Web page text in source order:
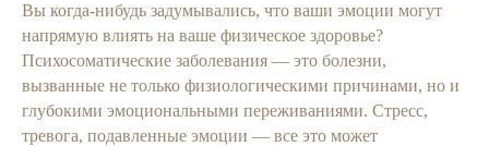
Вы когда-нибудь задумывались, что ваши эмоции могут
напрямую влиять на ваше физическое здоровье?
Психосоматические заболевания — это болезни,
вызванные не только физиологическими причинами, но и
глубокими эмоциональными переживаниями. Стресс,
тревога, подавленные эмоции — все это может